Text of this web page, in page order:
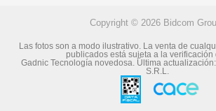
Copyright © 2026 Bidcom
Las fotos son a modo ilustrativo. La venta de
publicados está sujeta a la verificación
Gadnic Tecnología novedosa.Última actualización:
S.R.L.